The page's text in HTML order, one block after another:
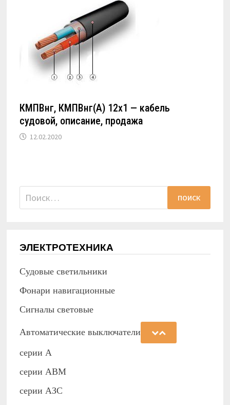
КМПВнг, КМПВнг(А) 12х1 — кабель
судовой, описание, продажа
12.02.2020
Найти:
ЭЛЕКТРОТЕХНИКА
Судовые светильники
Фонари навигационные
Сигналы световые
Автоматические выключатели
серии А
серии АВМ
cерии АЗС